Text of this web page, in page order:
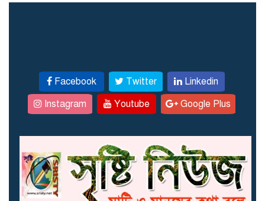
Facebook Twitter
Linkedin
Instagram
Youtube Google Plus